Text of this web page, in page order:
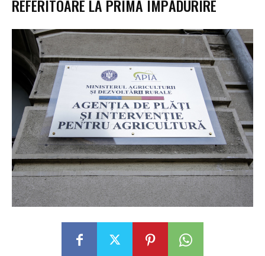
REFERITOARE LA PRIMA ÎMPĂDURIRE